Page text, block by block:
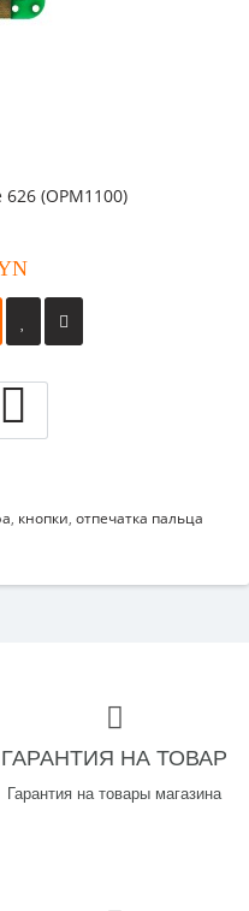
(OPM1100)
, кнопки, отпечатка пальца
ГАРАНТИЯ НА ТОВАР
Гарантия на товары магазина